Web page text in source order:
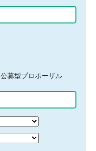
公募型プロポーザル